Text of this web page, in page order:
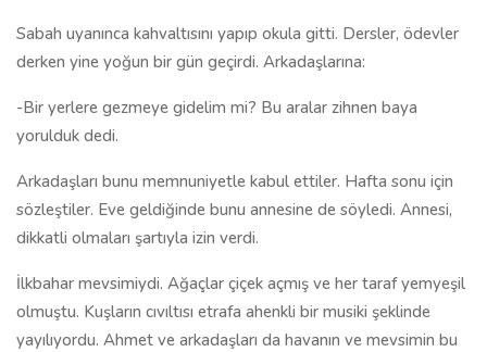
Sabah uyanınca kahvaltısını yapıp okula gitti. Dersler, ödevler
derken yine yoğun bir gün geçirdi. Arkadaşlarına:
-Bir yerlere gezmeye gidelim mi? Bu aralar zihnen baya
yorulduk dedi.
Arkadaşları bunu memnuniyetle kabul ettiler. Hafta sonu için
sözleştiler. Eve geldiğinde bunu annesine de söyledi. Annesi,
dikkatli olmaları şartıyla izin verdi.
İlkbahar mevsimiydi. Ağaçlar çiçek açmış ve her taraf yemyeşil
olmuştu. Kuşların cıvıltısı etrafa ahenkli bir musiki şeklinde
yayılıyordu. Ahmet ve arkadaşları da havanın ve mevsimin bu